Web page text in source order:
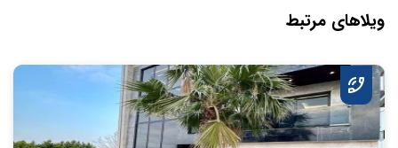
ویلاهای مرتبط